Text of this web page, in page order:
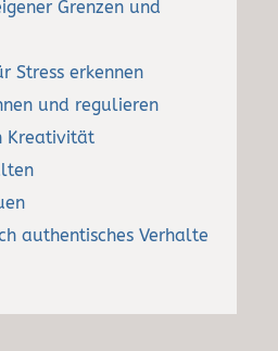
Grenzen und
Stress erkennen
und regulieren
Kreativität
authentisches Verhalte